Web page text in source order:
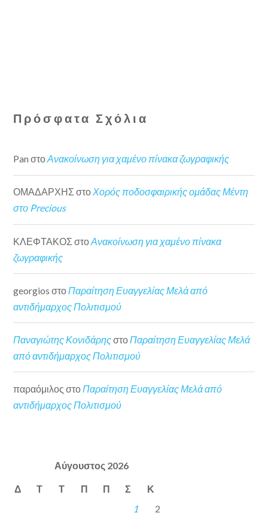
Πρόσφατα Σχόλια
Pan στοΑνακοίνωση για χαμένο πίνακα ζωγραφικής
ΟΜΑΔΑΡΧΗΣ στοΧορός ποδοσφαιρικής ομάδας Μέντη
στο Precious
ΚΛΕΦΤΑΚΟΣ στοΑνακοίνωση για χαμένο πίνακα
ζωγραφικής
georgios στο Παραίτηση Ευαγγελίας Μελά από
αντιδήμαρχος Πολιτισμού
Παναγιώτης ΚονιδάρηςστοΠαραίτηση Ευαγγελίας Μελά
από αντιδήμαρχος Πολιτισμού
παραόμιλος στοΠαραίτηση Ευαγγελίας Μελά από
αντιδήμαρχος Πολιτισμού
Αύγουστος 2026
Δ Τ Τ Π Π Σ Κ
1
2